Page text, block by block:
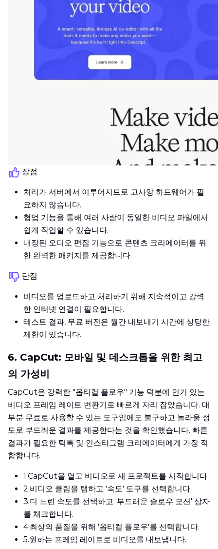
장점
처리가 서버에서 이루어지므로 고사양 하드웨어가 필
요하지 않습니다.
협업 기능을 통해 여러 사람이 동일한 비디오 파일에서
쉽게 작업할 수 있습니다.
내장된 오디오 편집 기능으로 콘텐츠 크리에이터를 위
한 완벽한 패키지를 제공합니다.
단점
비디오를 업로드하고 처리하기 위해 지속적이고 강력
한 인터넷 연결이 필요합니다.
테스트 결과, 무료 버전은 월간 내보내기 시간에 상당한
제한이 있습니다.
6. CapCut: 모바일 및 데스크톱을 위한 최고
의 가성비
CapCut은 강력한 "옵티컬 플로우" 기능 덕분에 인기 있는
비디오 프레임 레이트 변환기로 빠르게 자리 잡았습니다. 대
부분 무료로 사용할 수 있는 도구임에도 불구하고 놀라울 정
도로 부드러운 결과를 제공한다는 것을 확인했습니다. 빠른
결과가 필요한 틱톡 및 인스타그램 크리에이터에게 가장 적
합합니다.
1.CapCut을 열고 비디오로 새 프로젝트를 시작합니다.
2.비디오 클립을 탭하고 '속도' 도구를 선택합니다.
3.더 느린 속도를 선택하고 '부드러운 슬로우 모션' 상자
를 체크합니다.
4.최상의 품질을 위해 '옵티컬 플로우'를 선택합니다.
5.원하는 프레임 레이트로 비디오를 내보냅니다.